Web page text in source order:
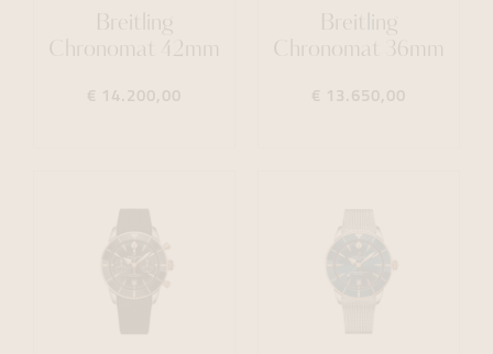
Breitling
Chronomat 42mm
€ 14.200,00
Breitling
Chronomat 36mm
€ 13.650,00